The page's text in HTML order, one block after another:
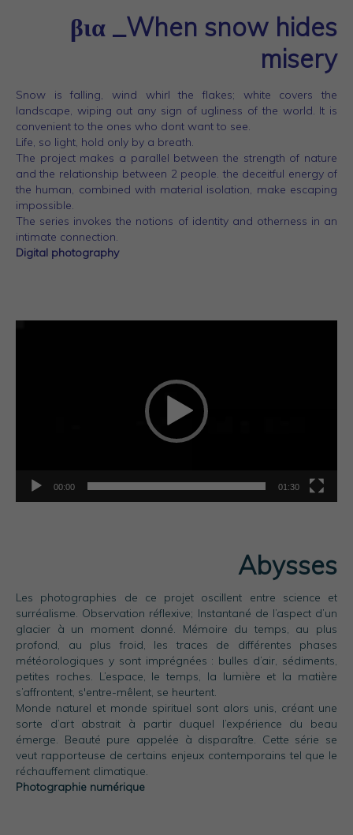
βια _When snow hides
misery
Snow is falling, wind whirl the flakes; white covers the
landscape, wiping out any sign of ugliness of the world. It is
convenient to the ones who dont want to see.
Life, so light, hold only by a breath.
The project makes a parallel between the strength of nature
and the relationship between 2 people. the deceitful energy of
the human, combined with material isolation, make escaping
impossible.
The series invokes the notions of identity and otherness in an
intimate connection.
Digital photography
00:00 01:30
Abysses
Les photographies de ce projet oscillent entre science et
surréalisme. Observation réflexive; Instantané de l’aspect d’un
glacier à un moment donné. Mémoire du temps, au plus
profond, au plus froid, les traces de différentes phases
météorologiques y sont imprégnées : bulles d’air, sédiments,
petites roches. L’espace, le temps, la lumière et la matière
s’affrontent, s'entre-mêlent, se heurtent.
Monde naturel et monde spirituel sont alors unis, créant une
sorte d’art abstrait à partir duquel l’expérience du beau
émerge. Beauté pure appelée à disparaître. Cette série se
veut rapporteuse de certains enjeux contemporains tel que le
réchauffement climatique.
Photographie numérique